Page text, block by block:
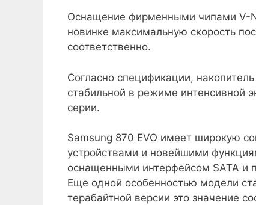
Оснащение фирменными чипами V-
новинке максимальную скорость
соответственно.
Согласно спецификации,
стабильной в режиме интенсивной
серии.
Samsung 870 EVO имеет широкую
устройствами и новейшими
оснащенными интерфейсом SATA и
Еще одной особенностью модели
терабайтной версии это значение